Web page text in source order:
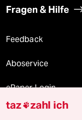
Fragen & Hilfe
Feedback
Aboservice
ePaper Login
Downloads für
taz zahl ich